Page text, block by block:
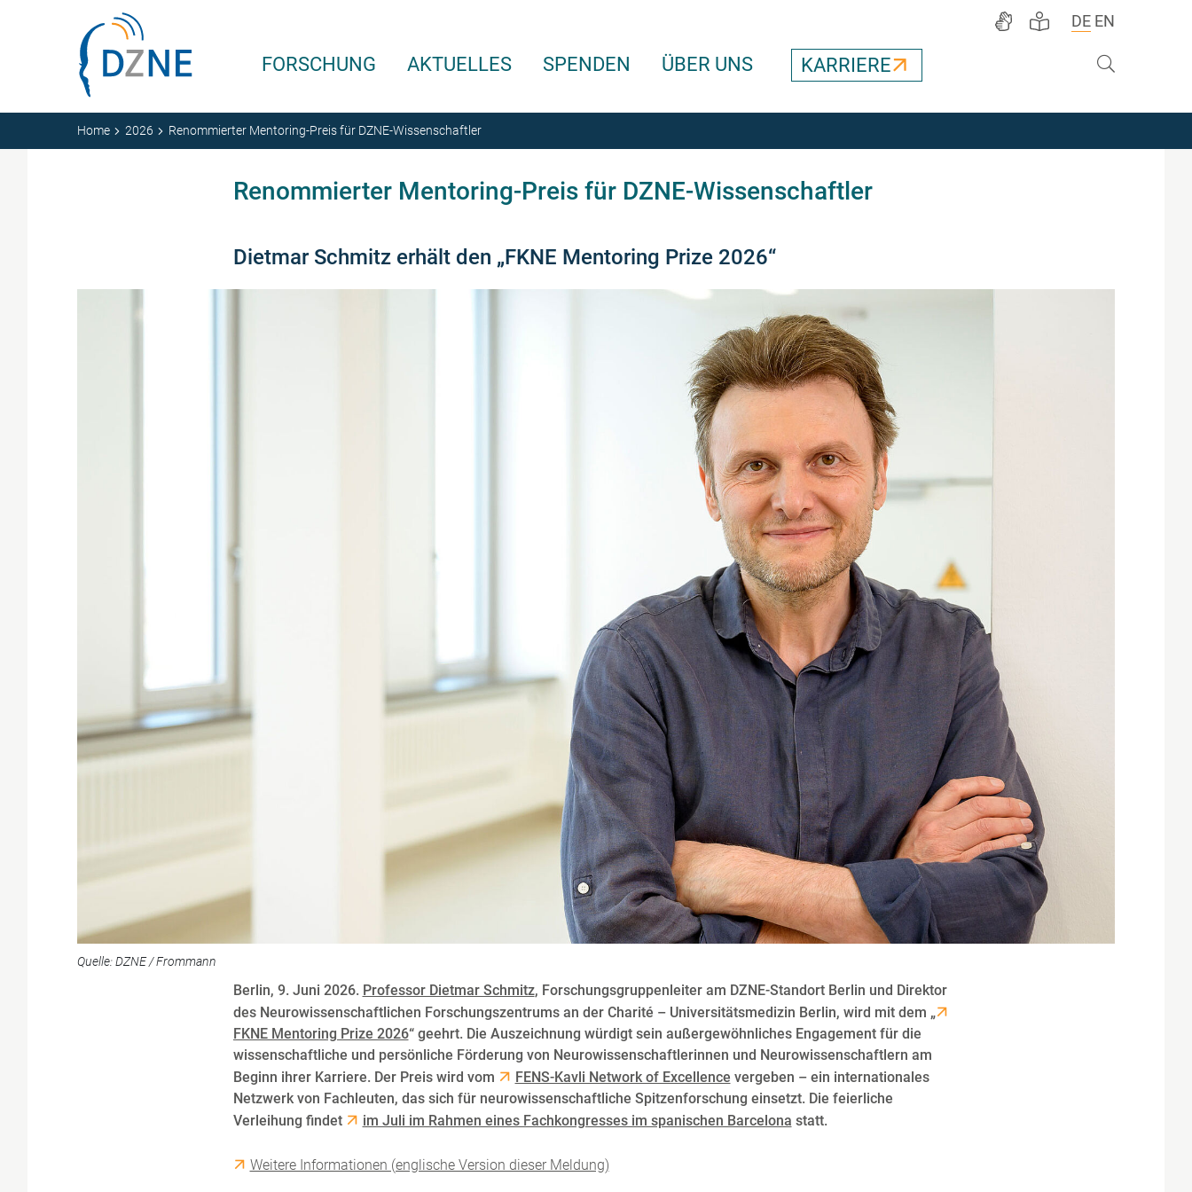
Zum Inhalt springen
FORSCHUNG AKTUELLES SPENDEN ÜBER UNS KARRIERE
DE EN
Home 2026 Renommierter Mentoring-Preis für DZNE-Wissenschaftler
Renommierter Mentoring-Preis für DZNE-Wissenschaftler
Dietmar Schmitz erhält den „FKNE Mentoring Prize 2026“
Quelle: DZNE / Frommann
Berlin, 9. Juni 2026. Professor Dietmar Schmitz, Forschungsgruppenleiter am DZNE-Standort Berlin und Direktor
des Neurowissenschaftlichen Forschungszentrums an der Charité – Universitätsmedizin Berlin, wird mit dem „
FKNE Mentoring Prize 2026“ geehrt. Die Auszeichnung würdigt sein außergewöhnliches Engagement für die
wissenschaftliche und persönliche Förderung von Neurowissenschaftlerinnen und Neurowissenschaftlern am
Beginn ihrer Karriere. Der Preis wird vom
FENS-Kavli Network of Excellence vergeben – ein internationales
Netzwerk von Fachleuten, das sich für neurowissenschaftliche Spitzenforschung einsetzt. Die feierliche
Verleihung findet
im Juli im Rahmen eines Fachkongresses im spanischen Barcelona statt.
Weitere Informationen (englische Version dieser Meldung)